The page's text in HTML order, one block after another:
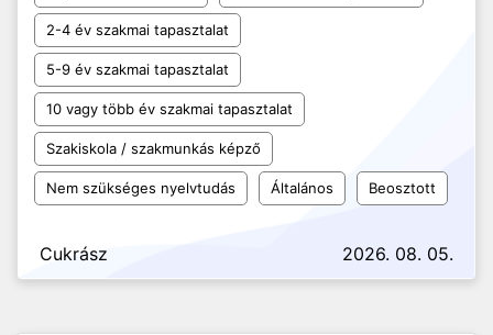
2-4 év szakmai tapasztalat
5-9 év szakmai tapasztalat
10 vagy több év szakmai tapasztalat
Szakiskola / szakmunkás képző
Nem szükséges nyelvtudás Általános Beosztott
Cukrász 2026. 08. 05.